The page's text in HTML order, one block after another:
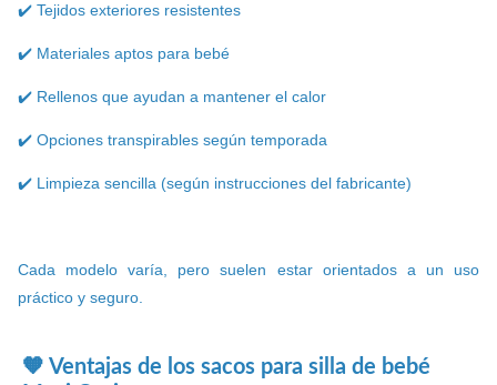
✔️ Tejidos exteriores resistentes
✔️ Materiales aptos para bebé
✔️ Rellenos que ayudan a mantener el calor
✔️ Opciones transpirables según temporada
✔️ Limpieza sencilla (según instrucciones del fabricante)
Cada modelo varía, pero suelen estar orientados a un uso
práctico y seguro.
🧡 Ventajas de los sacos para silla de bebé